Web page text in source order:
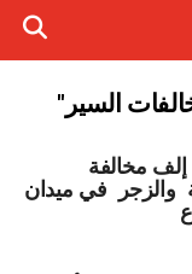
الأمن يسجل أزيد من 49 إلف مخالفة
والزجر في ميدان